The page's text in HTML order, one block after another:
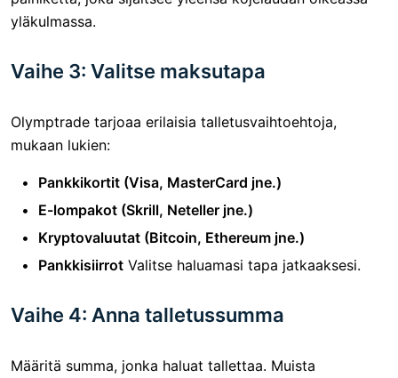
yläkulmassa.
Vaihe 3: Valitse maksutapa
Olymptrade tarjoaa erilaisia ​​talletusvaihtoehtoja,
mukaan lukien:
Pankkikortit (Visa, MasterCard jne.)
E-lompakot (Skrill, Neteller jne.)
Kryptovaluutat (Bitcoin, Ethereum jne.)
Pankkisiirrot Valitse haluamasi tapa jatkaaksesi.
Vaihe 4: Anna talletussumma
Määritä summa, jonka haluat tallettaa. Muista